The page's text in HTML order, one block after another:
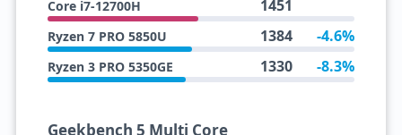
Core i7-12700H 1451
Ryzen 7 PRO 5850U 1384 -4.6%
Ryzen 3 PRO 5350GE 1330 -8.3%
Geekbench 5 Multi Core